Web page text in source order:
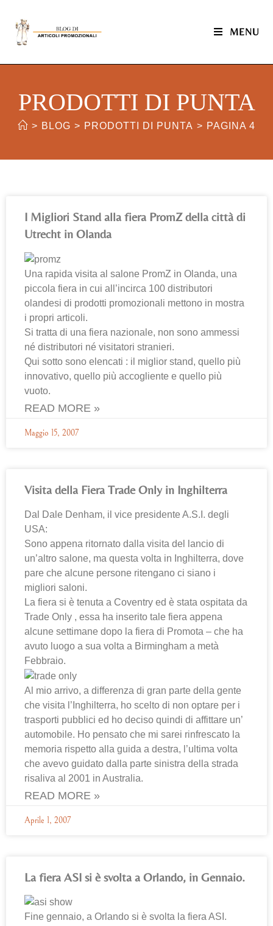
MENU
PRODOTTI DI PUNTA
> BLOG > PRODOTTI DI PUNTA > PAGINA 4
I Migliori Stand alla fiera PromZ della città di
Utrecht in Olanda
Una rapida visita al salone PromZ in Olanda, una
piccola fiera in cui all’incirca 100 distributori
olandesi di prodotti promozionali mettono in mostra
i propri articoli.
Si tratta di una fiera nazionale, non sono ammessi
né distributori né visitatori stranieri.
Qui sotto sono elencati : il miglior stand, quello più
innovativo, quello più accogliente e quello più
vuoto.
READ MORE »
Maggio 15, 2007
Visita della Fiera Trade Only in Inghilterra
Dal Dale Denham, il vice presidente A.S.I. degli
USA:
Sono appena ritornato dalla visita del lancio di
un’altro salone, ma questa volta in Inghilterra, dove
pare che alcune persone ritengano ci siano i
migliori saloni.
La fiera si è tenuta a Coventry ed è stata ospitata da
Trade Only , essa ha inserito tale fiera appena
alcune settimane dopo la fiera di Promota – che ha
avuto luogo a sua volta a Birmingham a metà
Febbraio.
Al mio arrivo, a differenza di gran parte della gente
che visita l’Inghilterra, ho scelto di non optare per i
trasporti pubblici ed ho deciso quindi di affittare un’
automobile. Ho pensato che mi sarei rinfrescato la
memoria rispetto alla guida a destra, l’ultima volta
che avevo guidato dalla parte sinistra della strada
risaliva al 2001 in Australia.
READ MORE »
Aprile 1, 2007
La fiera ASI si è svolta a Orlando, in Gennaio.
Fine gennaio, a Orlando si è svolta la fiera ASI.